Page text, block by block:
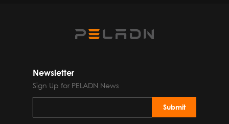
Newsletter
Sign Up for PELADN News